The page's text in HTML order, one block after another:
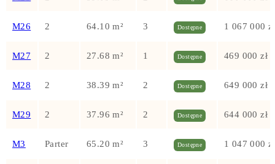
M26 2 64.10 m² 3 Dostępne 1 067 000 zł
M27 2 27.68 m² 1 Dostępne 469 000 zł
M28 2 38.39 m² 2 Dostępne 649 000 zł
M29 2 37.96 m² 2 Dostępne 644 000 zł
M3 Parter 65.20 m² 3 Dostępne 1 047 000 zł